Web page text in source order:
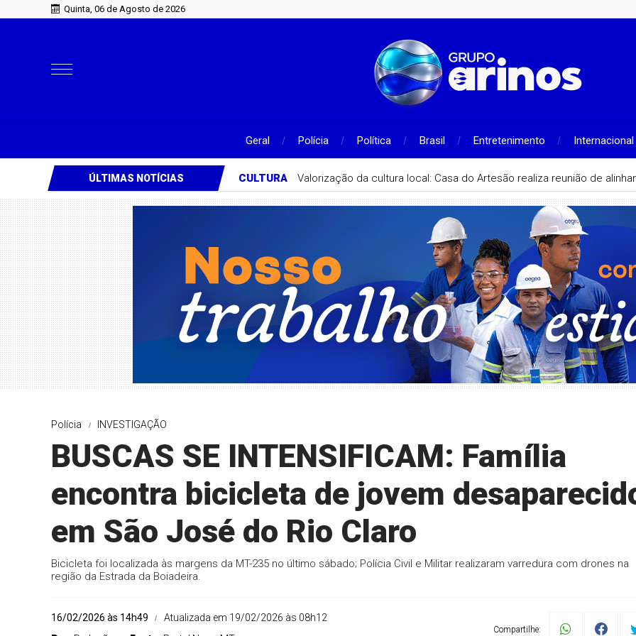
Quinta, 06 de Agosto de 2026
Geral Polícia Política Brasil Entretenimento Internacional
ÚLTIMAS NOTÍCIAS CULTURA Valorização da cultura local: Casa do Artesão realiza reunião de
Polícia INVESTIGAÇÃO
BUSCAS SE INTENSIFICAM: Família
encontra bicicleta de jovem
em São José do Rio Claro
Bicicleta foi localizada às margens da MT-235 no último sábado; Polícia Civil e Militar realizaram varredura com drones na
região da Estrada da Boiadeira.
16/02/2026 às 14h49
Atualizada em 19/02/2026 às 08h12
Compartilhe: